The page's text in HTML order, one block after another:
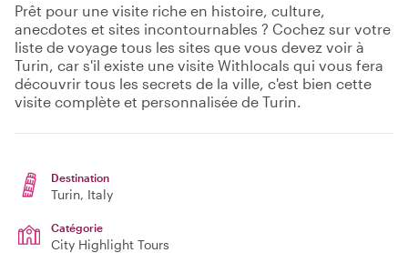
Prêt pour une visite riche en histoire, culture,
anecdotes et sites incontournables ? Cochez sur votre
liste de voyage tous les sites que vous devez voir à
Turin, car s'il existe une visite Withlocals qui vous fera
découvrir tous les secrets de la ville, c'est bien cette
visite complète et personnalisée de Turin.
Destination
Turin, Italy
Catégorie
City Highlight Tours